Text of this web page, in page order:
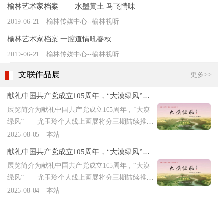
作。孙占东，1983年5月生，榆林市横山区党岔镇
会主席，横山
曲系。曾任陕西省乐团团长。系中...
榆林艺术家档案 ——水墨黄土 马飞情味
2019-06-21 榆林传媒中心--榆林视听
榆林艺术家档案 一腔道情吼春秋
2019-06-21 榆林传媒中心--榆林视听
文联作品展 更多>>
献礼中国共产党成立105周年，“大漠绿风”尤
玉玲线上画展（第三期）
展览简介为献礼中国共产党成立105周年，“大漠
绿风”——尤玉玲个人线上画展将分三期陆续推
出。展览立足榆林七十余年治沙兴绿的伟大实
林获评国家森林城市的生态奇迹，生动呈现代代
传承的治沙精神。本土画家尤玉玲常年扎根大漠
写生，用质朴笔触记录家乡从沙海到绿洲的沧桑
蝶变，其多幅获奖典藏佳作将集中亮相。本次线
2026-08-05 本站
献礼中国共产党成立105周年，“大漠绿风”尤
玉玲线上画展
展览简介为献礼中国共产党成立105周年，“大漠
绿风”——尤玉玲个人线上画展将分三期陆续推
出。展览立足榆林七十余年治沙兴绿的伟大实
2026-08-04 本站